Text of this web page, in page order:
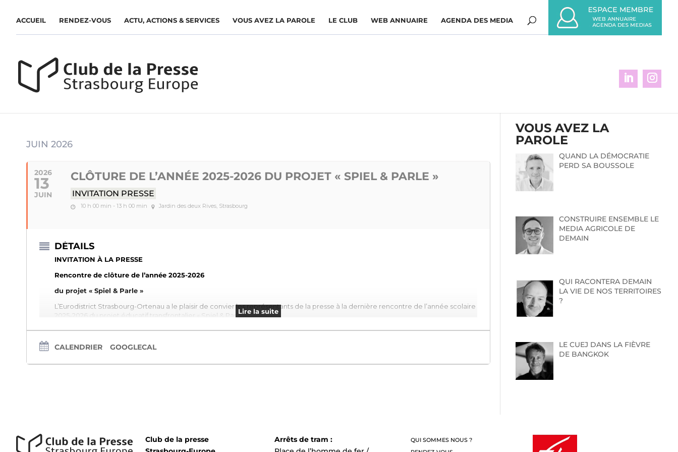
ACCUEIL RENDEZ-VOUS ACTU, ACTIONS & SERVICES VOUS AVEZ LA PAROLE LE CLUB WEB ANNUAIRE AGENDA DES MEDIA
JUIN 2026
2026
13
JUIN
CLÔTURE DE L’ANNÉE 2025-2026 DU PROJET « SPIEL & PARLE »
INVITATION PRESSE
10 h 00 min - 13 h 00 min Jardin des deux Rives, Strasbourg
Lire la suite
DÉTAILS
INVITATION À LA PRESSE
Rencontre de clôture de l’année 2025-2026
du projet « Spiel & Parle »
L’Eurodistrict Strasbourg-Ortenau a le plaisir de convier les représentants de la presse à la dernière rencontre de l’année scolaire
2025-2026 du projet éducatif transfrontalier « Spiel & Parle ».
Samedi 13 juin 2026
De 10h00 à 13h00
Jardin des Deux Rives– Kehl
CALENDRIER GOOGLECAL
VOUS AVEZ LA
PAROLE
QUAND LA DÉMOCRATIE
PERD SA BOUSSOLE
CONSTRUIRE ENSEMBLE LE
MEDIA AGRICOLE DE
DEMAIN
QUI RACONTERA DEMAIN
LA VIE DE NOS TERRITOIRES
?
LE CUEJ DANS LA FIÈVRE
DE BANGKOK
Club de la presse
Arrêts de tram :
QUI SOMMES NOUS ?